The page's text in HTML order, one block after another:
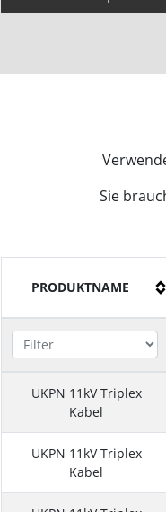
Sie
PRODUKTNAME
UKPN 11kV Triplex
Kabel
UKPN 11kV Triplex
Kabel